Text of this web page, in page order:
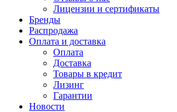
Лицензии и сертификаты
Бренды
Распродажа
Оплата и доставка
Оплата
Доставка
Товары в кредит
Лизинг
Гарантии
Новости